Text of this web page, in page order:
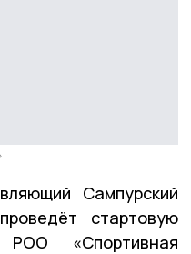
Сампурский
стартовую
«Спортивная